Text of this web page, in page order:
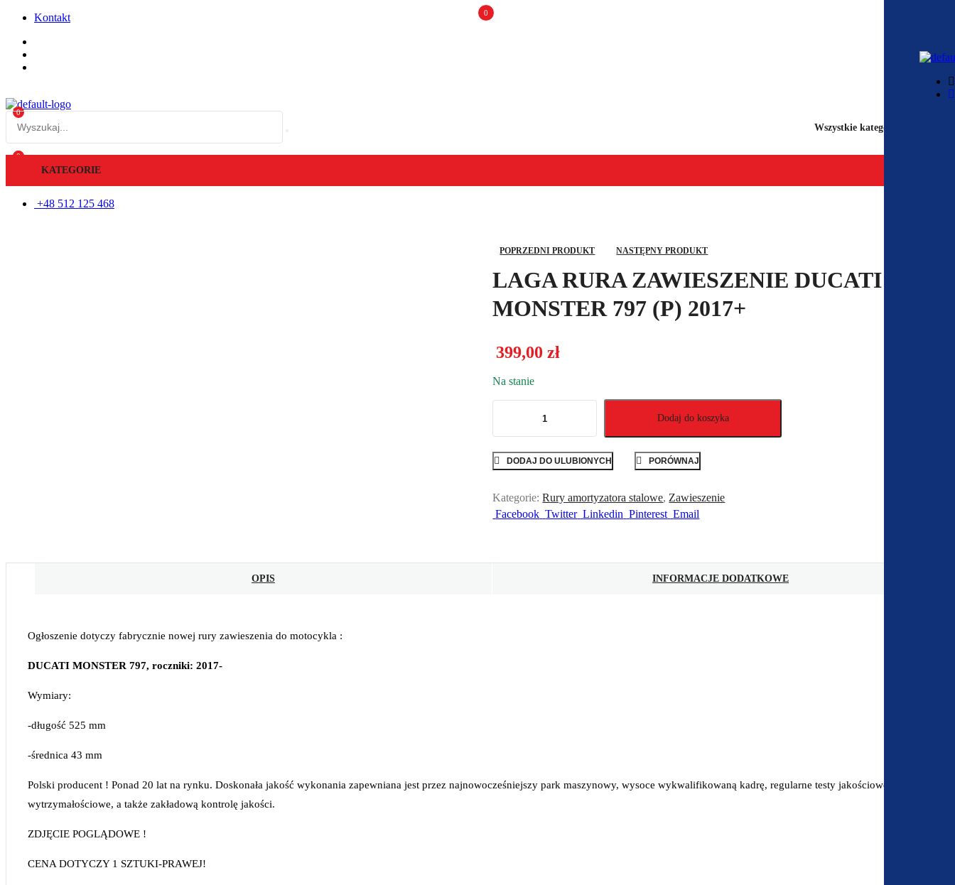
Kontakt
0
Wyszukaj:
Wszystkie kategorie
0
0
KATEGORIE
+48 512 125 468
POPRZEDNI PRODUKT NASTĘPNY PRODUKT
LAGA RURA ZAWIESZENIE DUCATI
MONSTER 797 (P) 2017+
399,00 zł
Na stanie
LAGA
RURA
ZAWIESZENIE
DUCATI
(P)
2017+
Dodaj do koszyka
DODAJ DO ULUBIONYCH PORÓWNAJ
Kategorie:Rury amortyzatora stalowe, Zawieszenie
Facebook Twitter Linkedin Pinterest Email
OPIS INFORMACJE DODATKOWE
Ogłoszenie dotyczy fabrycznie nowej rury zawieszenia do motocykla :
DUCATI MONSTER 797, roczniki: 2017-
Wymiary:
-długość 525 mm
-średnica 43 mm
Polski producent ! Ponad 20 lat na rynku. Doskonała jakość wykonania zapewniana jest przez najnowocześniejszy park maszynowy, wysoce wykwalifikowaną kadrę, regularne testy jakościowe oraz
wytrzymałościowe, a także zakładową kontrolę jakości.
ZDJĘCIE POGLĄDOWE !
CENA DOTYCZY 1 SZTUKI-PRAWEJ!
0